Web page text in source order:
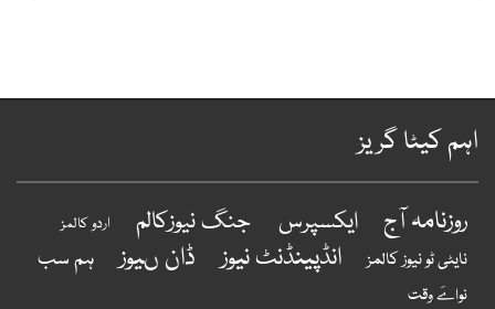
کیٹا گریز
روزنامہ آج ایکسپرس جنگ نیوزکالم اردو کالمز
نایٹی ٹو نیوز کالمز انڈپینڈنٹ نیوز ڈان ںیوز ہم سب
نواےَ وقت